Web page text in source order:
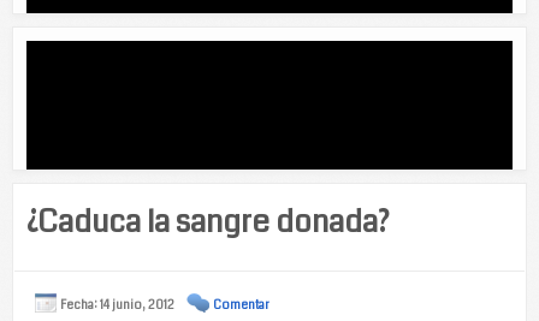
¿Caduca la sangre donada?
Fecha: 14 junio, 2012 Comentar